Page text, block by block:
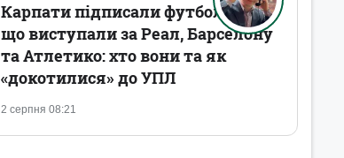
2 серпня 08:21
Карпати підписали футболістів,
що виступали за Реал, Барселону
та Атлетико: хто вони та як
«докотилися» до УПЛ